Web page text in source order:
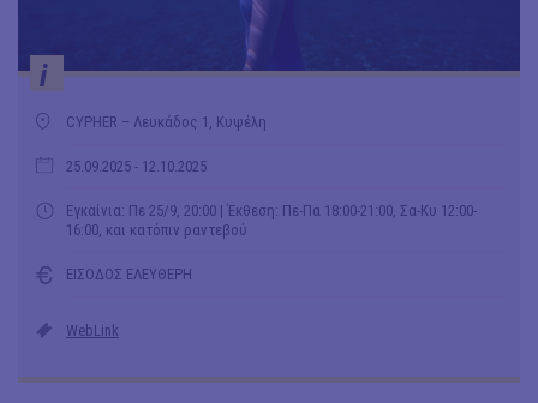
i
CYPHER – Λευκάδος 1, Kυψέλη
25.09.2025 - 12.10.2025
Εγκαίνια: Πε 25/9, 20:00 | Έκθεση: Πε-Πα 18:00-21:00, Σα-Κυ 12:00-
16:00, και κατόπιν ραντεβού
ΕΙΣΟΔΟΣ ΕΛΕΥΘΕΡΗ
WebLink